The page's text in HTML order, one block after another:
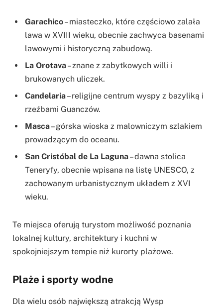
Garachico– miasteczko, które częściowo zalała
lawa w XVIII wieku, obecnie zachwyca basenami
lawowymi i historyczną zabudową.
La Orotava– znane z zabytkowych willi i
brukowanych uliczek.
Candelaria– religijne centrum wyspy z bazyliką i
rzeźbami Guanczów.
Masca– górska wioska z malowniczym szlakiem
prowadzącym do oceanu.
San Cristóbal de La Laguna– dawna stolica
Teneryfy, obecnie wpisana na listę UNESCO, z
zachowanym urbanistycznym układem z XVI
wieku.
Te miejsca oferują turystom możliwość poznania
lokalnej kultury, architektury i kuchni w
spokojniejszym tempie niż kurorty plażowe.
Plaże i sporty wodne
Dla wielu osób największą atrakcją Wysp